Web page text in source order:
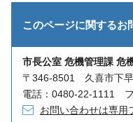
このページに関するお
市長公室 危機管理課 危
〒346-8501 久喜市下
電話：0480-22-1111
お問い合わせは専用